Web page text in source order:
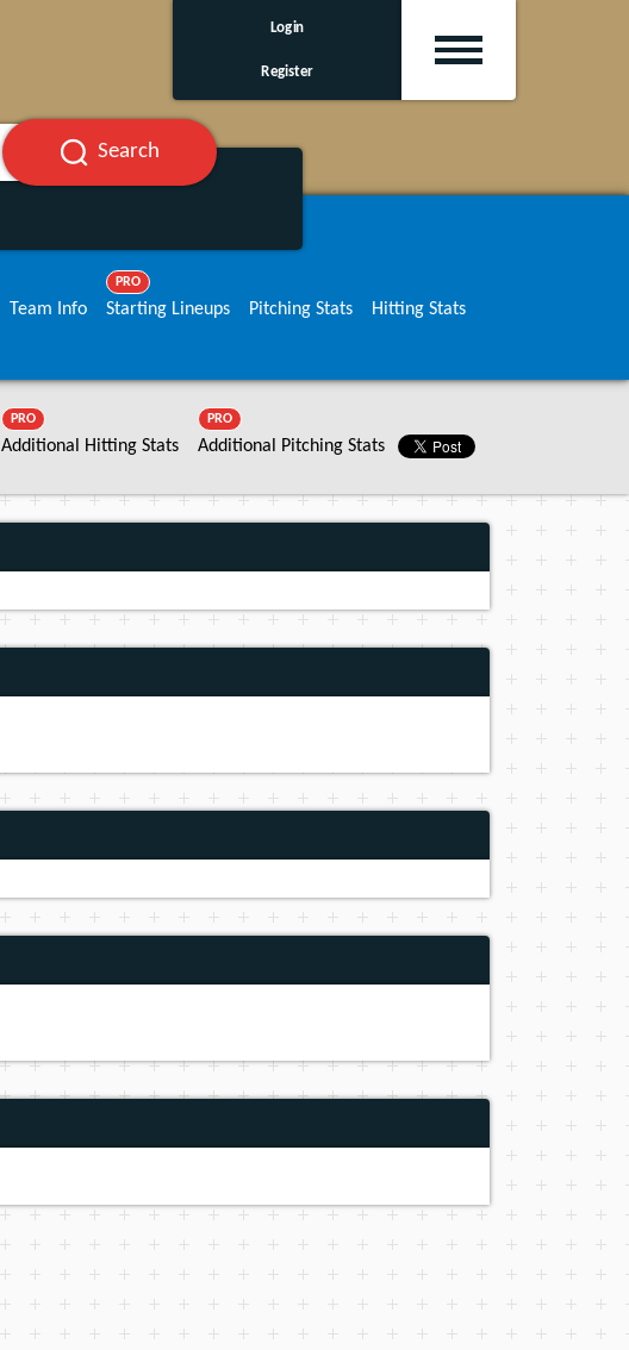
Login
Register
Search
Team Info
PRO
Starting Lineups Pitching Stats Hitting Stats
PRO
Additional Hitting Stats
PRO
Additional Pitching Stats